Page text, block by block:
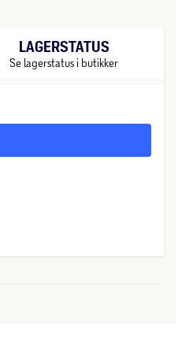
LAGERSTATUS
Se lagerstatus i butikker